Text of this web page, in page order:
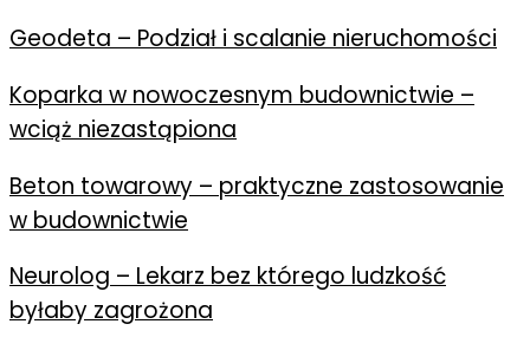
Geodeta – Podział i scalanie nieruchomości
Koparka w nowoczesnym budownictwie –
wciąż niezastąpiona
Beton towarowy – praktyczne zastosowanie
w budownictwie
Neurolog – Lekarz bez którego ludzkość
byłaby zagrożona